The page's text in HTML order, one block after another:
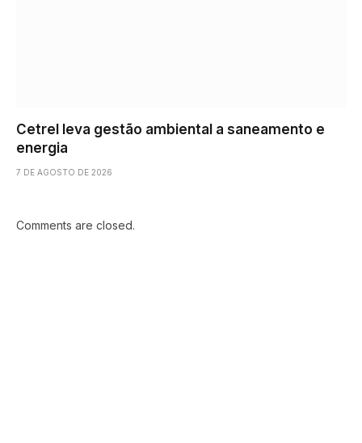
Cetrel leva gestão ambiental a saneamento e
energia
7 DE AGOSTO DE 2026
Comments are closed.